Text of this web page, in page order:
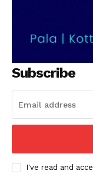
Subscribe
I've read and